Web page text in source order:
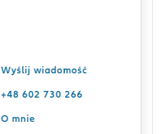
Wyślij wiadomość
+48 602 730 266
O mnie